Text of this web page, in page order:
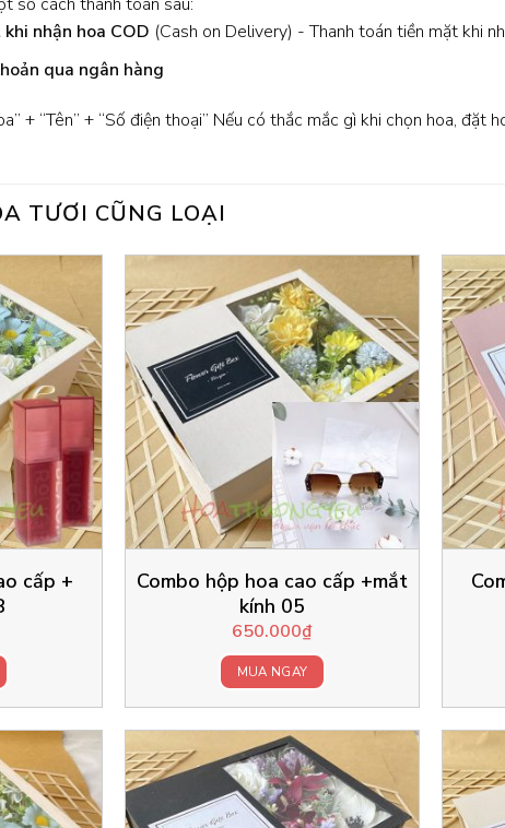
nhận hoa COD (Cash on Delivery) - Thanh toán tiền mặt khi
qua ngân hàng
+ “Tên” + “Số điện thoại” Nếu có thắc mắc gì khi chọn hoa,
TƯƠI CŨNG LOẠI
cấp +
Combo hộp hoa cao cấp +mắt
kính 05
650.000₫
MUA NGAY